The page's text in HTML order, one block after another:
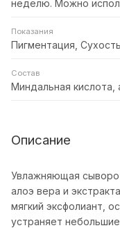
неделю. Можно
Показания
Пигментация, Сухость
Состав
Миндальная кислота,
Описание
Увлажняющая
алоэ вера и
мягкий эксфолиант,
устраняет